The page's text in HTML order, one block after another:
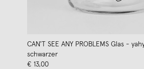
CAN'T SEE ANY PROBLEMS Glas -
schwarzer
€ 13,00